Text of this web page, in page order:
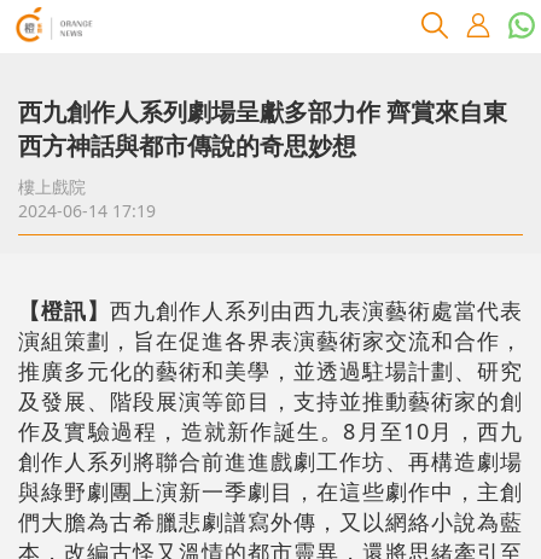
西九創作人系列劇場呈獻多部力作 齊賞來自東
西方神話與都市傳說的奇思妙想
樓上戲院
2024-06-14 17:19
【橙訊】 西九創作人系列由西九表演藝術處當代表
演組策劃，旨在促進各界表演藝術家交流和合作，
推廣多元化的藝術和美學，並透過駐場計劃、研究
及發展、階段展演等節目，支持並推動藝術家的創
作及實驗過程，造就新作誕生。8月至10月，西九
創作人系列將聯合前進進戲劇工作坊、再構造劇場
與綠野劇團上演新一季劇目，在這些劇作中，主創
們大膽為古希臘悲劇譜寫外傳，又以網絡小說為藍
本，改編古怪又溫情的都市靈異，還將思緒牽引至